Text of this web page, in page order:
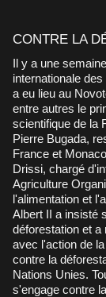
CONTRE LA
Il y a une semaine était inaugurée à New York l'année
internationale
a eu lieu au
entre autres le
scientifique de la
Pierre Bugada,
France et
Drissi, chargé
Agriculture
l'alimentation et
Albert II a insisté
déforestation et a
avec l'action de
contre la
Nations Unies.
s'engage contre